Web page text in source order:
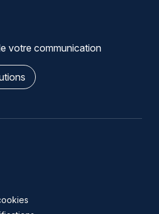
votre communication